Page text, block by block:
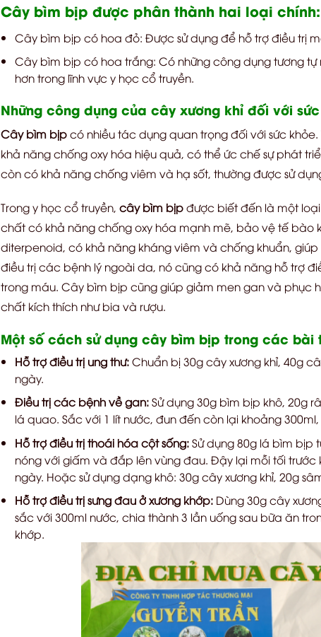
Cây bìm bịp được phân thành hai loại chính:
Cây bìm bịp có hoa đỏ: Được sử dụng để hỗ trợ điều trị
Cây bìm bịp có hoa trắng: Có những công dụng tương
hơn trong lĩnh vực y học cổ truyền.
Những công dụng của cây xương khỉ đối với
Cây bìm bịpcó nhiều tác dụng quan trọng đối với sức
khả năng chống oxy hóa hiệu quả, có thể ức chế sự phát
còn có khả năng chống viêm và hạ sốt, thường được sử
Trong y học cổ truyền, cây bìm bịpđược biết đến là một
chất có khả năng chống oxy hóa mạnh mẽ, bảo vệ tế
diterpenoid, có khả năng kháng viêm và chống khuẩn,
điều trị các bệnh lý ngoài da, nó cũng có khả năng hỗ trợ
trong máu. Cây bìm bịp cũng giúp giảm men gan và phục
chất kích thích như bia và rượu.
Một số cách sử dụng cây bìm bịp trong các bài
Hỗ trợ điều trị ung thư:Chuẩn bị 30g cây xương khỉ, 40g
ngày.
Điều trị các bệnh về gan:Sử dụng 30g bìm bịp khô, 20g
lá quao. Sắc với 1 lít nước, đun đến còn lại khoảng
Hỗ trợ điều trị thoái hóa cột sống:Sử dụng 80g lá bìm bịp
nóng với giấm và đắp lên vùng đau. Đậy lại mỗi tối
ngày. Hoặc sử dụng dạng khô: 30g cây xương khỉ, 20g
Hỗ trợ điều trị sưng đau ở xương khớp:Dùng 30g cây
sắc với 300ml nước, chia thành 3 lần uống sau bữa ăn
khớp.